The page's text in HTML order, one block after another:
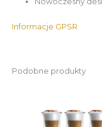
Informacje GPSR
Podobne produkty